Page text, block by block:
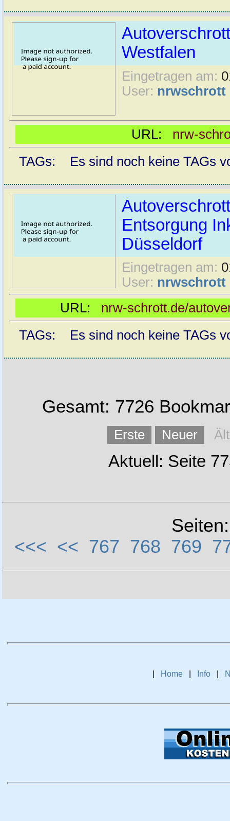
Westfalen
Eingetragen am:
User: nrwschrott
URL: nrw-
TAGs: Es sind noch keine TAGs
Entsorgung
Düsseldorf
Eingetragen am:
User: nrwschrott
URL: nrw-schrott.de/
TAGs: Es sind noch keine TAGs
Gesamt: 7726
Erste Neuer
Aktuell: Seite
<<< << 767 768 769
Home Info